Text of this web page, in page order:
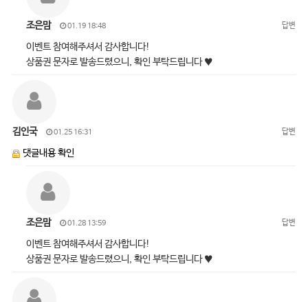
조은맘 01.19 18:48 답변
이벤트 참여해주셔서 감사합니다!
상품권 문자로 발송드렸으니, 확인 부탁드립니다 ♥
김인국 01.25 16:31 답변
댓글내용 확인
조은맘 01.28 13:59 답변
이벤트 참여해주셔서 감사합니다!
상품권 문자로 발송드렸으니, 확인 부탁드립니다 ♥